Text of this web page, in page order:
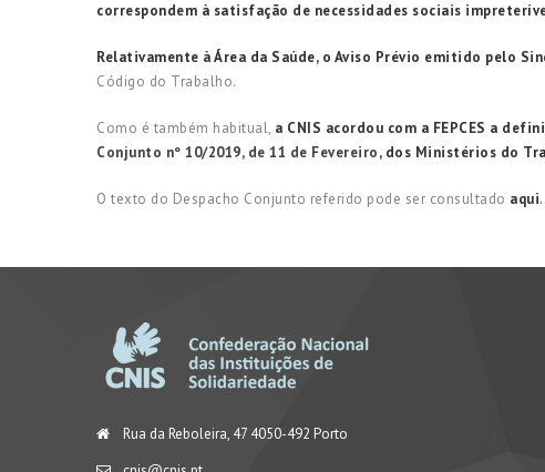
correspondem à satisfação de necessidades sociais
Relativamente à Área da Saúde, o Aviso Prévio emitido pelo
Código do Trabalho.
Como é também habitual, a CNIS acordou com a FEPCES a
Conjunto nº 10/2019, de 11 de Fevereiro, dos Ministérios do
O texto do Despacho Conjunto referido pode ser consultado aqui.
Rua da Reboleira, 47 4050-492 Porto